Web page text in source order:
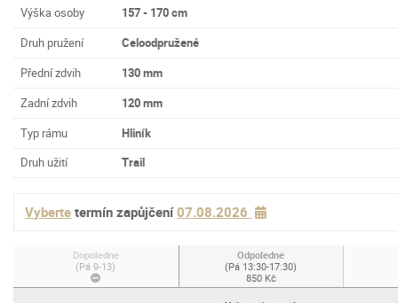
Výška osoby
157 - 170 cm
Druh pružení
Celoodpružené
Přední zdvih
130 mm
Zadní zdvih
120 mm
Typ rámu
Hliník
Druh užití
Trail
Vyberte termín zapůjčení07.08.2026
Dopoledne
(Pá 9-13)
Odpoledne
(Pá 13:30-17:30)
850 Kč